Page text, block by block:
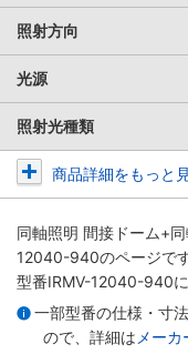
照射方向
光源
照射光種類
商品詳細をもっと
同軸照明 間接ドーム+
12040-940のページです
型番IRMV-12040-940に
一部型番の仕様・寸
ので、詳細は メー